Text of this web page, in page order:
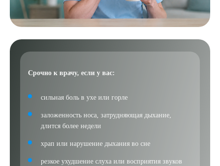
Срочно к врачу, если у вас:
сильная боль в ухе или горле
заложенность носа, затрудняющая дыхание,
длится более недели
храп или нарушение дыхания во сне
резкое ухудшение слуха или восприятия звуков